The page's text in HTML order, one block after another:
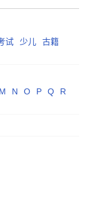
试 少儿
古籍
M N O P Q
R